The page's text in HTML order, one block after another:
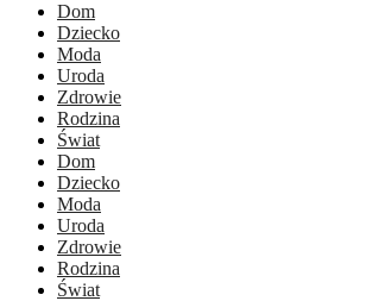
Dom
Dziecko
Moda
Uroda
Zdrowie
Rodzina
Świat
Dom
Dziecko
Moda
Uroda
Zdrowie
Rodzina
Świat